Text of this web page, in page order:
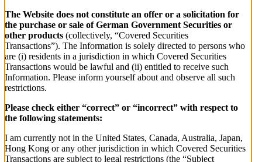
The Website does not constitute an offer or a solicitation for
the purchase or sale of German Government Securities or
other products (collectively, “Covered Securities
Transactions”). The Information is solely directed to persons who
are (i) residents in a jurisdiction in which Covered Securities
Transactions would be lawful and (ii) entitled to receive such
Information. Please inform yourself about and observe all such
restrictions.
Please check either “correct” or “incorrect” with respect to
the following statements:
I am currently not in the United States, Canada, Australia, Japan,
Hong Kong or any other jurisdiction in which Covered Securities
Transactions are subject to legal restrictions (the “Subject